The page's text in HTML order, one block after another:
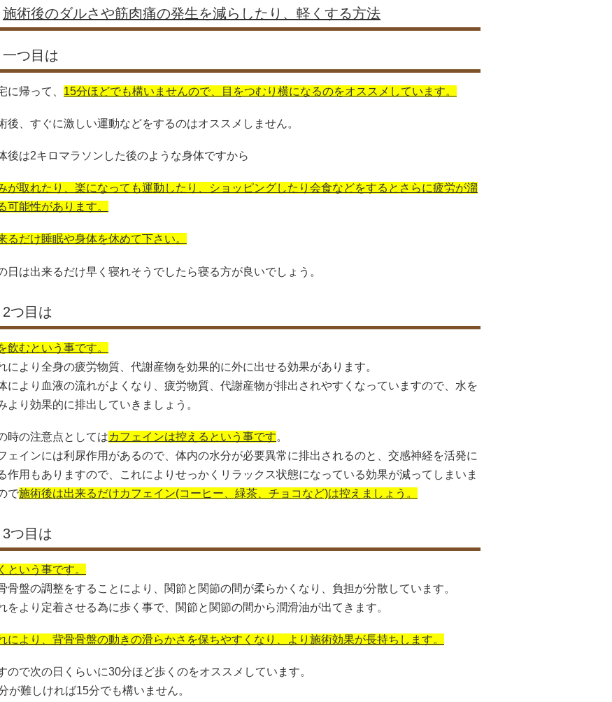
施術後のダルさや筋肉痛の発生を減らしたり、軽くする方法
一つ目は
に帰って、 15分ほどでも構いませんので、目をつむり横になるのをオススメしています。
後、すぐに激しい運動などをするのはオススメしません。
後は2キロマラソンした後のような身体ですから
が取れたり、楽になっても運動したり、ショッピングしたり会食などをするとさらに疲労が溜
可能性があります。
るだけ睡眠や身体を休めて下さい。
日は出来るだけ早く寝れそうでしたら寝る方が良いでしょう。
2つ目は
飲むという事です。
により全身の疲労物質、代謝産物を効果的に外に出せる効果があります。
により血液の流れがよくなり、疲労物質、代謝産物が排出されやすくなっていますので、水を
より効果的に排出していきましょう。
時の注意点としてはカフェインは控えるという事です。
ェインには利尿作用があるので、体内の水分が必要異常に排出されるのと、交感神経を活発に
作用もありますので、これによりせっかくリラックス状態になっている効果が減ってしまいま
で施術後は出来るだけカフェイン(コーヒー、緑茶、チョコなど)は控えましょう。
3つ目は
という事です。
骨盤の調整をすることにより、関節と関節の間が柔らかくなり、負担が分散しています。
をより定着させる為に歩く事で、関節と関節の間から潤滑油が出てきます。
により、背骨骨盤の動きの滑らかさを保ちやすくなり、より施術効果が長持ちします。
ので次の日くらいに30分ほど歩くのをオススメしています。
が難しければ15分でも構いません。